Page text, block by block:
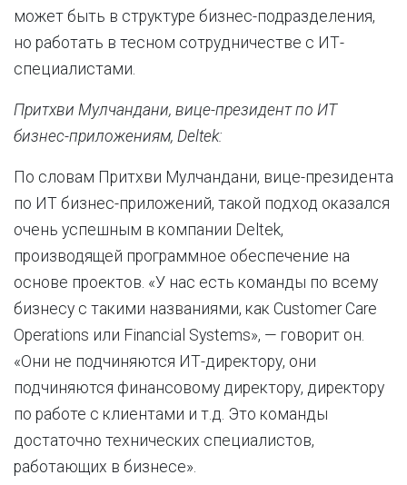
может быть в структуре бизнес-подразделения,
но работать в тесном сотрудничестве с ИТ-
специалистами.
Притхви Мулчандани, вице-президент по ИТ
бизнес-приложениям, Deltek:
По словам Притхви Мулчандани, вице-президента
по ИТ бизнес-приложений, такой подход оказался
очень успешным в компании Deltek,
производящей программное обеспечение на
основе проектов. «У нас есть команды по всему
бизнесу с такими названиями, как Customer Care
Operations или Financial Systems», — говорит он.
«Они не подчиняются ИТ-директору, они
подчиняются финансовому директору, директору
по работе с клиентами и т.д. Это команды
достаточно технических специалистов,
работающих в бизнесе».